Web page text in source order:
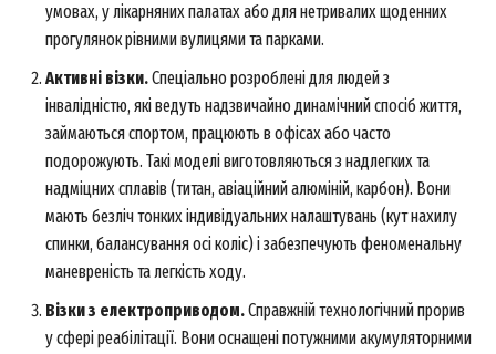
умовах, у лікарняних палатах або для нетривалих щоденних
прогулянок рівними вулицями та парками.
Активні візки.Спеціально розроблені для людей з
інвалідністю, які ведуть надзвичайно динамічний спосіб життя,
займаються спортом, працюють в офісах або часто
подорожують. Такі моделі виготовляються з надлегких та
надміцних сплавів (титан, авіаційний алюміній, карбон). Вони
мають безліч тонких індивідуальних налаштувань (кут нахилу
спинки, балансування осі коліс) і забезпечують феноменальну
маневреність та легкість ходу.
Візки з електроприводом.Справжній технологічний прорив
у сфері реабілітації. Вони оснащені потужними акумуляторними